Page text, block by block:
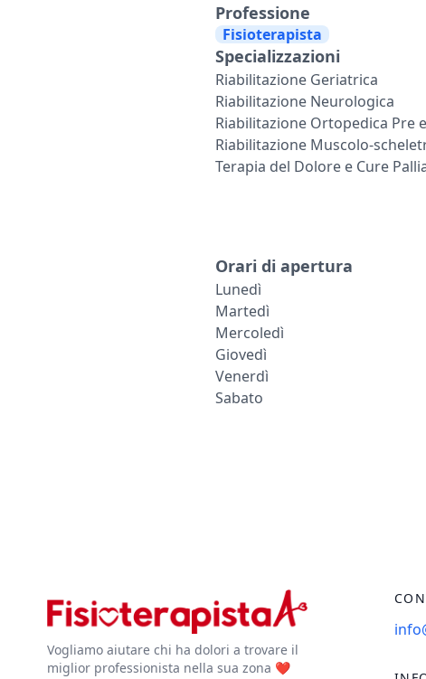
Professione
Fisioterapista
Specializzazioni
Riabilitazione Geriatrica
Riabilitazione Neurologica
Riabilitazione Ortopedica Pre
Riabilitazione Muscolo-
Terapia del Dolore e Cure
Orari di apertura
Lunedì
Martedì
Mercoledì
Giovedì
Venerdì
Sabato
Vogliamo aiutare chi ha dolori a trovare il
miglior professionista nella sua zona ❤️